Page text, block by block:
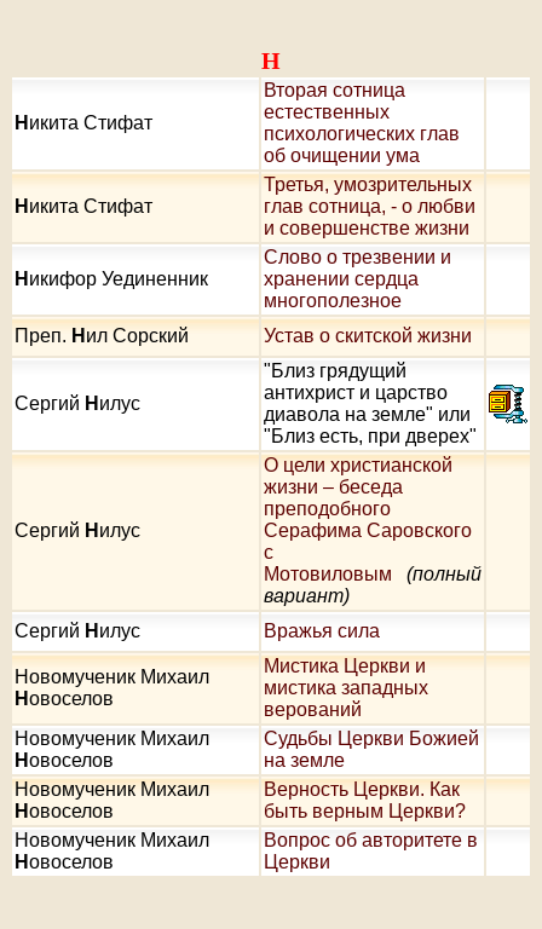
Н
Н икита Стифат
Вторая сотница
естественных
психологических глав
об очищении ума
Н икита Стифат
Третья, умозрительных
глав сотница, - о любви
и совершенстве жизни
Н икифор Уединенник
Слово о трезвении и
хранении сердца
многополезное
Преп. Н ил Сорский Устав о скитской жизни
Сергий Н илус
"Близ грядущий
антихрист и царство
диавола на земле" или
"Близ есть, при дверех"
Сергий Н илус
О цели христианской
жизни – беседа
преподобного
Серафима Саровского
с
Мотовиловым (полный
вариант)
Сергий Н илус Вражья сила
Новомученик Михаил
Новоселов
Мистика Церкви и
мистика западных
верований
Новомученик Михаил
Новоселов
Судьбы Церкви Божией
на земле
Новомученик Михаил
Новоселов
Верность Церкви. Как
быть верным Церкви?
Новомученик Михаил
Новоселов
Вопрос об авторитете в
Церкви